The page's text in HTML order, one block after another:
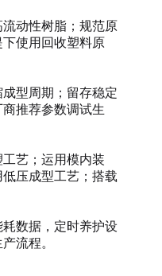
动性树脂；规范原
使用回收塑料原
型周期；留存稳定
推荐参数调试生
艺；运用模内装
压成型工艺；搭载
数据，定时养护设
流程。